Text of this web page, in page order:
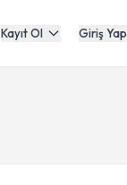
Kayıt Ol Giriş Yap